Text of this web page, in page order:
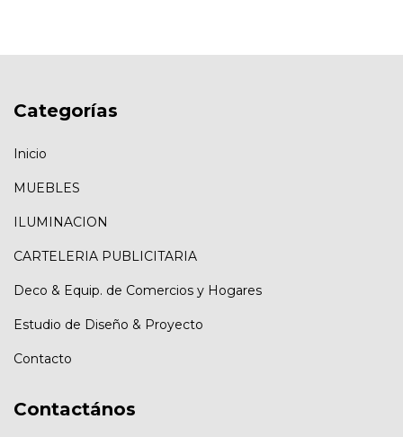
Categorías
Inicio
MUEBLES
ILUMINACION
CARTELERIA PUBLICITARIA
Deco & Equip. de Comercios у Hogares
Estudio de Diseño & Proyecto
Contacto
Contactános